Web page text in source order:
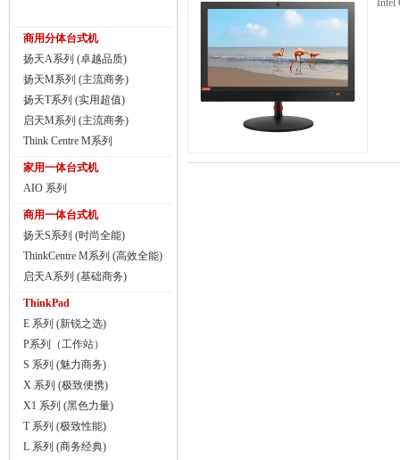
商用分体台式机
扬天A系列 (卓越品质)
扬天M系列 (主流商务)
扬天T系列 (实用超值)
启天M系列 (主流商务)
Think Centre M系列
家用一体台式机
AIO 系列
商用一体台式机
扬天S系列 (时尚全能)
ThinkCentre M系列 (高效全能)
启天A系列 (基础商务)
ThinkPad
E 系列 (新锐之选)
P系列（工作站）
S 系列 (魅力商务)
X 系列 (极致便携)
X1 系列 (黑色力量)
T 系列 (极致性能)
L 系列 (商务经典)
Intel